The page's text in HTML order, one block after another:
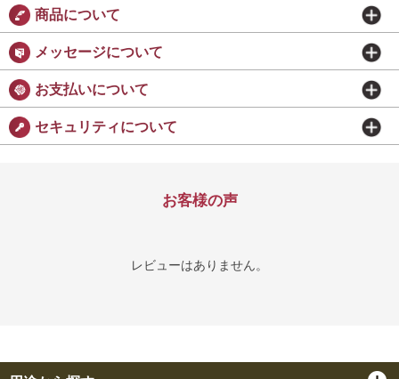
商品について
メッセージについて
お支払いについて
セキュリティについて
お客様の声
レビューはありません。